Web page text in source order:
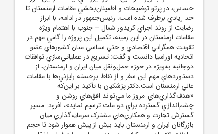
حساس، در پرتو توضيحات و اطمينان‌بخشي مقامات ارمنستان تا
حد زيادي برطرف شده است. رئيس‌جمهور در ادامه، با ابراز
رضايت از روند اجراي کريدور شمال – جنوب با اهتمام ويژه
مقامات ارمنستان در اين زمينه، تکميل اين پروژه را گامي مهم در
تقويت همگرايي اقتصادي و حتي سياسي ميان کشورهاي عضو
اتحاديه اوراسيا دانست و گفت: تسريع در عملياتي‌سازي توافقات
دوجانبه به‌ويژه در حوزه حمل‌ونقل ميان ايران و ارمنستان، از
دستاوردهاي مهم اين سفر و از نقاط برجسته رايزني‌ها با مقامات
عالي ارمنستان است.دکتر پزشکيان با تأکيد بر اين‌که
«هدف‌گذاري‌هاي امروز ما مي‌تواند افق‌هاي روشن و
چشم‌اندازي گسترده براي دو ملت ترسيم نمايد»، افزود: مسير
گسترش تجارت و همکاري‌هاي مشترک سرمايه‌گذاري ميان
بازرگانان ايران و ارمنستان بايد بيش از پيش هموار شود تا حجم